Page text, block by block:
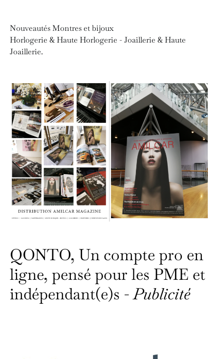
Nouveautés Montres et bijoux
Horlogerie & Haute Horlogerie - Joaillerie & Haute
Joaillerie.
QONTO, Un compte pro en
ligne, pensé pour les PME et
indépendant(e)s -Publicité